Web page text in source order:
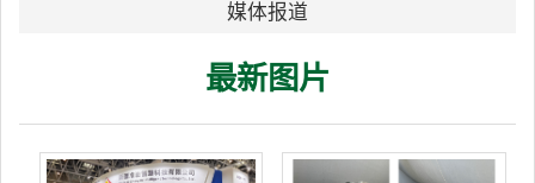
媒体报道
最新图片